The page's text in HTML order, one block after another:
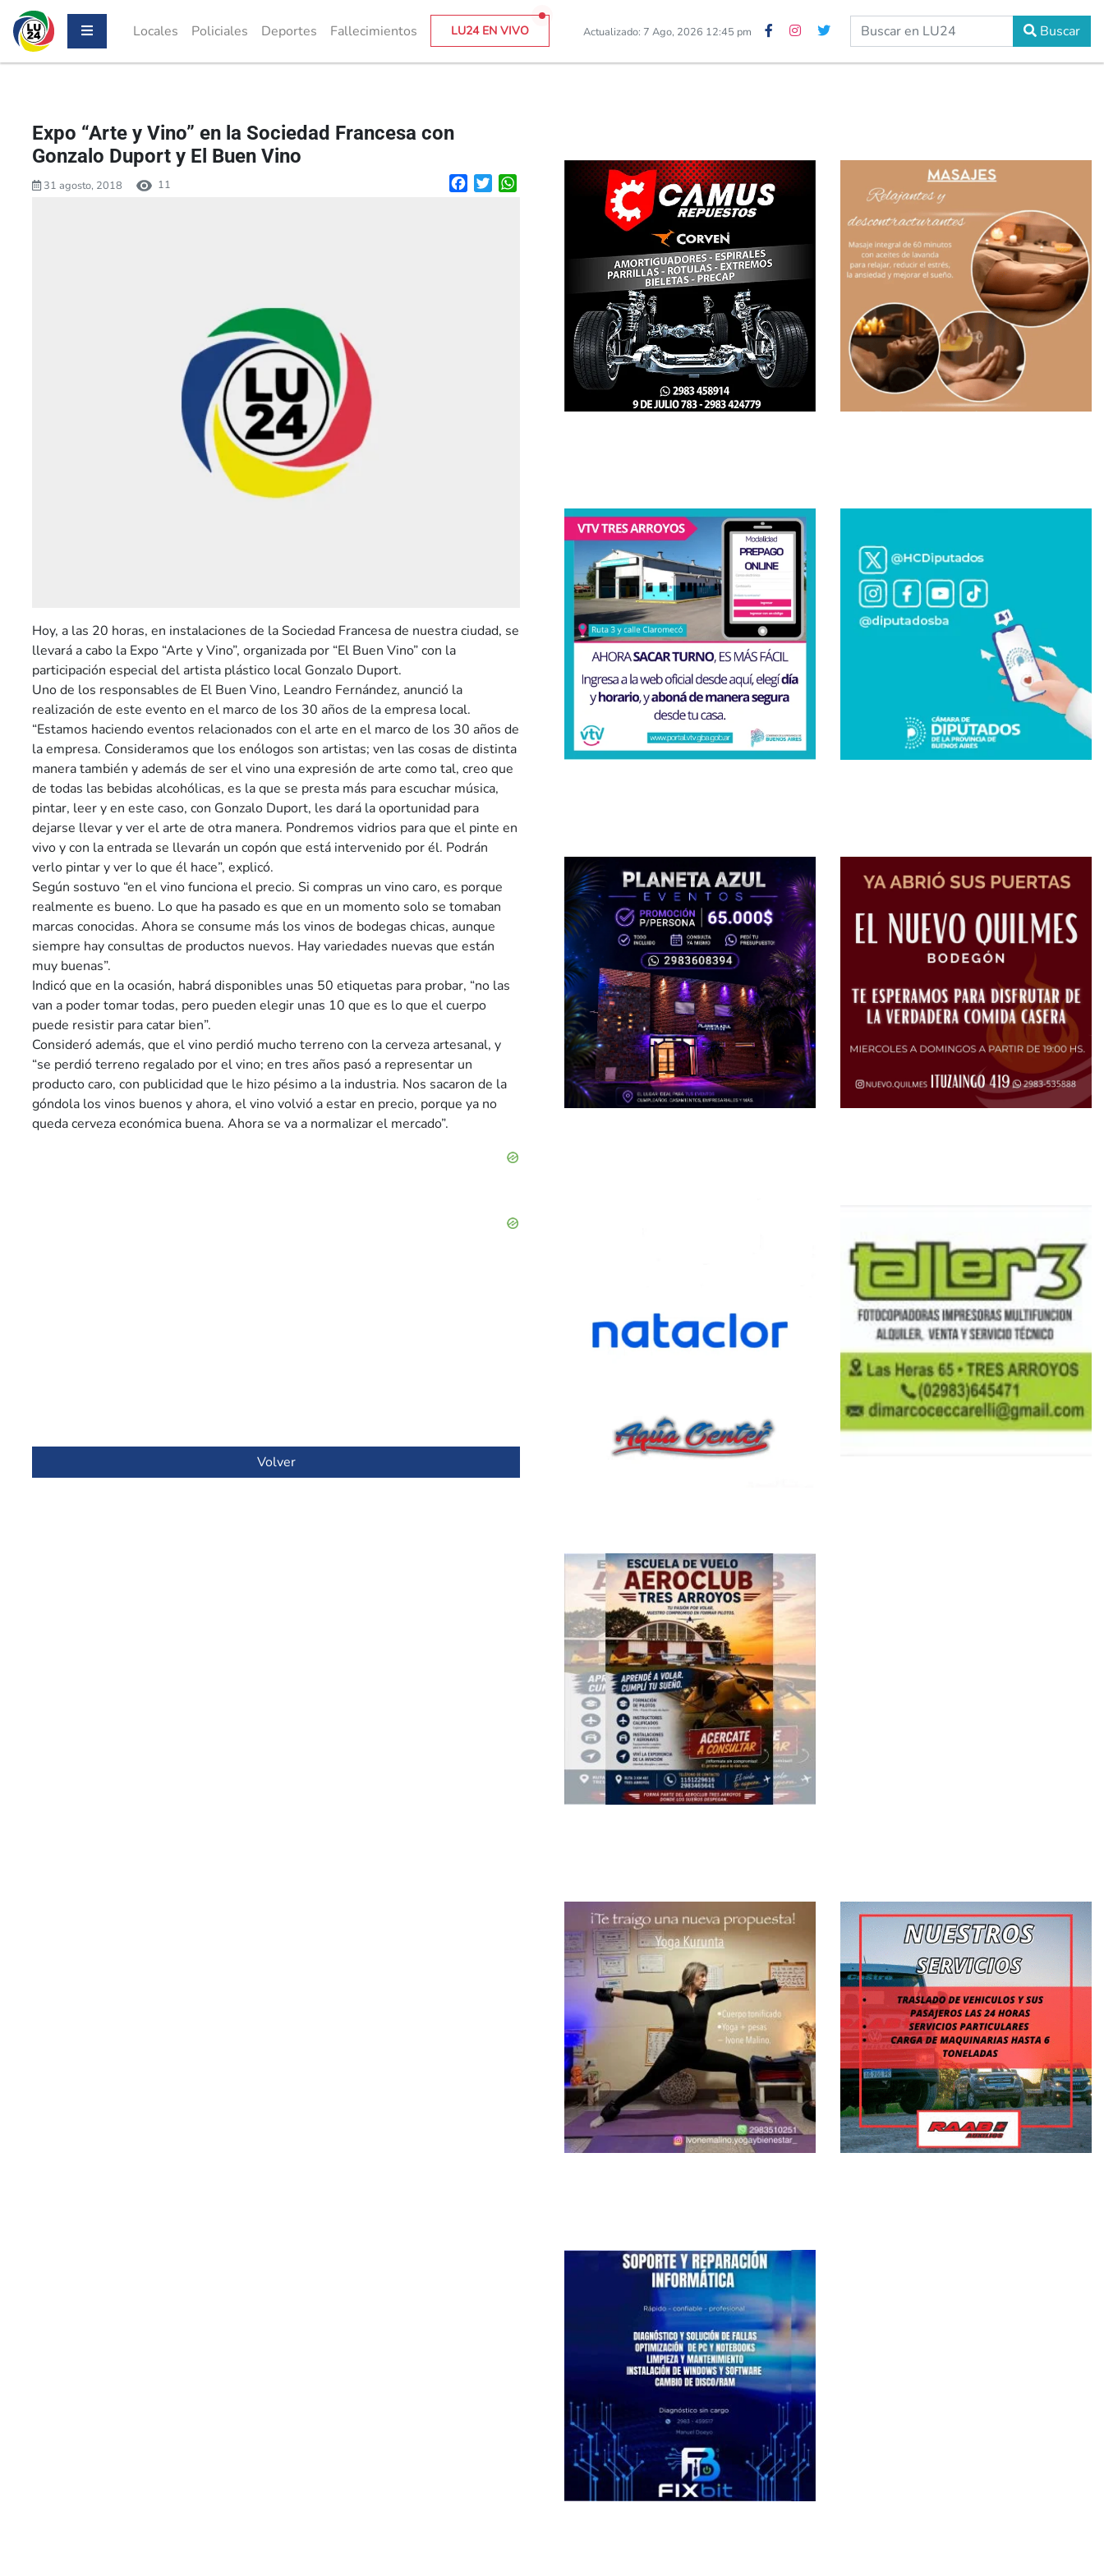
Locales Policiales Deportes Fallecimientos LU24 EN VIVO Actualizado: 7 Ago, 2026 12:45 pm Buscar
Expo “Arte y Vino” en la Sociedad Francesa con
Gonzalo Duport y El Buen Vino
31 agosto, 2018 11 FacebookTwitter
Hoy, a las 20 horas, en instalaciones de la Sociedad Francesa de nuestra ciudad, se
llevará a cabo la Expo “Arte y Vino”, organizada por “El Buen Vino” con la
participación especial del artista plástico local Gonzalo Duport.
Uno de los responsables de El Buen Vino, Leandro Fernández, anunció la
realización de este evento en el marco de los 30 años de la empresa local.
“Estamos haciendo eventos relacionados con el arte en el marco de los 30 años de
la empresa. Consideramos que los enólogos son artistas; ven las cosas de distinta
manera también y además de ser el vino una expresión de arte como tal, creo que
de todas las bebidas alcohólicas, es la que se presta más para escuchar música,
pintar, leer y en este caso, con Gonzalo Duport, les dará la oportunidad para
dejarse llevar y ver el arte de otra manera. Pondremos vidrios para que el pinte en
vivo y con la entrada se llevarán un copón que está intervenido por él. Podrán
verlo pintar y ver lo que él hace”, explicó.
Según sostuvo “en el vino funciona el precio. Si compras un vino caro, es porque
realmente es bueno. Lo que ha pasado es que en un momento solo se tomaban
marcas conocidas. Ahora se consume más los vinos de bodegas chicas, aunque
siempre hay consultas de productos nuevos. Hay variedades nuevas que están
muy buenas”.
Indicó que en la ocasión, habrá disponibles unas 50 etiquetas para probar, “no las
van a poder tomar todas, pero pueden elegir unas 10 que es lo que el cuerpo
puede resistir para catar bien”.
Consideró además, que el vino perdió mucho terreno con la cerveza artesanal, y
“se perdió terreno regalado por el vino; en tres años pasó a representar un
producto caro, con publicidad que le hizo pésimo a la industria. Nos sacaron de la
góndola los vinos buenos y ahora, el vino volvió a estar en precio, porque ya no
queda cerveza económica buena. Ahora se va a normalizar el mercado”.
Volver